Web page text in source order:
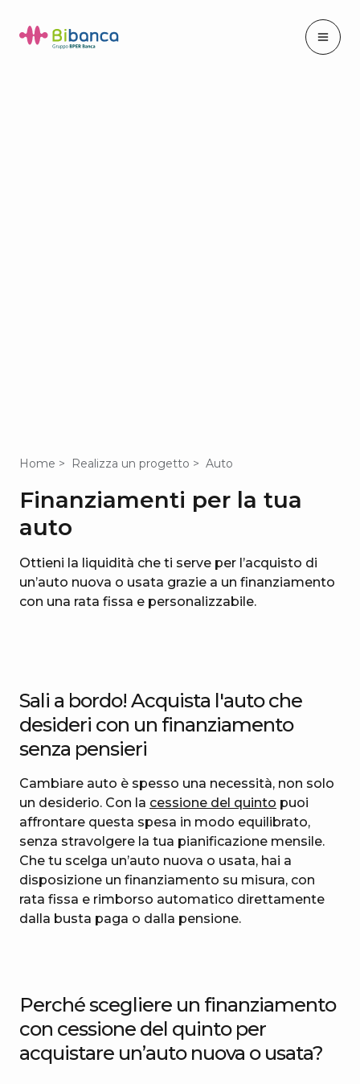
Home Realizza un progetto Auto
Finanziamenti per la tua
auto
Ottieni la liquidità che ti serve per l’acquisto di
un’auto nuova o usata grazie a un finanziamento
con una rata fissa e personalizzabile.
Sali a bordo! Acquista l'auto che
desideri con un finanziamento
senza pensieri
Cambiare auto è spesso una necessità, non solo
un desiderio. Con la cessione del quinto puoi
affrontare questa spesa in modo equilibrato,
senza stravolgere la tua pianificazione mensile.
Che tu scelga un’auto nuova o usata, hai a
disposizione un finanziamento su misura, con
rata fissa e rimborso automatico direttamente
dalla busta paga o dalla pensione.
Perché scegliere un finanziamento
con cessione del quinto per
acquistare un’auto nuova o usata?